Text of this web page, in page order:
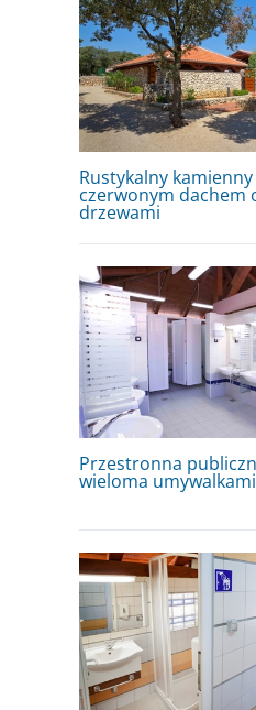
Rustykalny
czerwonym dachem
drzewami
Przestronna
wieloma